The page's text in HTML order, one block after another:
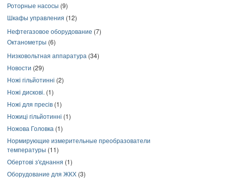
Роторные насосы (9)
Шкафы управления (12)
Нефтегазовое оборудование (7)
Октанометры (6)
Низковольтная аппаратура (34)
Новости (29)
Ножі гільйотинні (2)
Ножі дискові. (1)
Ножі для пресів (1)
Ножиці гільйотинні (1)
Ножова Головка (1)
Нормирующие измерительные преобразователи
температуры (11)
Обертові з'єднання (1)
Оборудование для ЖКХ (3)